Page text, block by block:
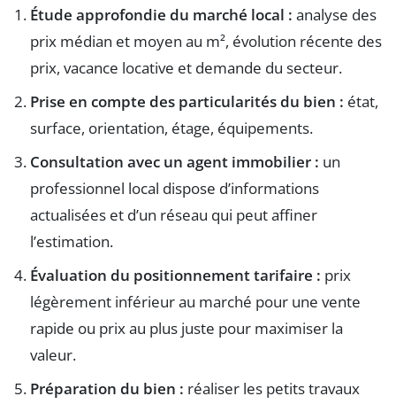
Étude approfondie du marché local : analyse des
prix médian et moyen au m², évolution récente des
prix, vacance locative et demande du secteur.
Prise en compte des particularités du bien : état,
surface, orientation, étage, équipements.
Consultation avec un agent immobilier : un
professionnel local dispose d’informations
actualisées et d’un réseau qui peut affiner
l’estimation.
Évaluation du positionnement tarifaire : prix
légèrement inférieur au marché pour une vente
rapide ou prix au plus juste pour maximiser la
valeur.
Préparation du bien : réaliser les petits travaux